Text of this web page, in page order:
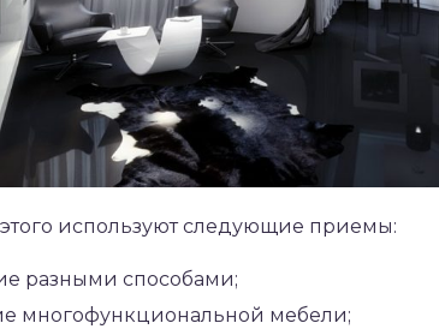
используют следующие приемы:
разными способами;
многофункциональной мебели;